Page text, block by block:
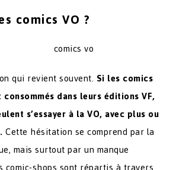
comics VO ?
qui revient souvent. Si les comics
dans leurs éditions VF,
s’essayer à la VO, avec plus ou
Cette hésitation se comprend par la
mais surtout par un manque